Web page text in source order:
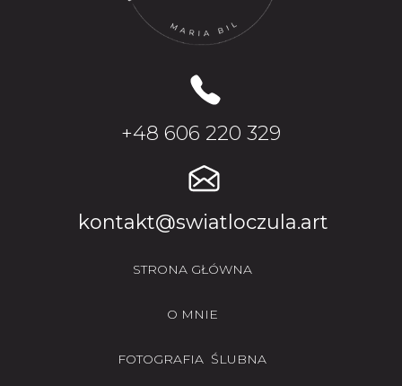
kontakt@swiatloczula.art
+48 606 220 329
STRONA GŁÓWNA
O MNIE
FOTOGRAFIA ŚLUBNA